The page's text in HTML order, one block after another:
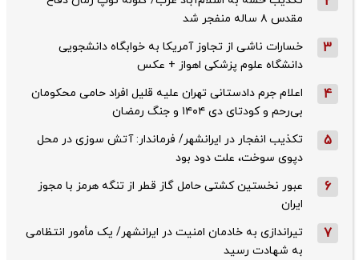
مقدس ۸ ساله منفجر شد
3
خسارات ناشی از تجاوز آمریکا به خوابگاه دانشجویی
دانشگاه علوم پزشکی اهواز + عکس
4
اعلام جرم دادستانی تهران علیه قلیل افراد حامی محکومان
بی‌رحم و کودتای دی‌ ۱۴۰۴ و جنگ رمضان
5
تکذیب ‌انفجار در ایرانشهر/ فرماندار: آتش سوزی در محل
دپوی سوخت، علت دود بود
6
عبور نخستین کشتی حامل گاز قطر از تنگه هرمز با مجوز
ایران
7
تیراندازی به خادمان امنیت در ایرانشهر/ یک مأمور انتظامی
به شهادت رسید